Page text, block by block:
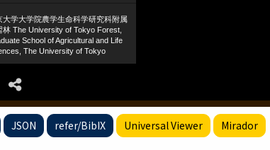
JSON refer/BibIX Universal Viewer Mirador